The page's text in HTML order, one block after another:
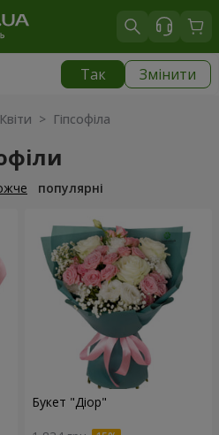
Так Змінити
> Гіпсофіла
популярні
Букет "Діор"